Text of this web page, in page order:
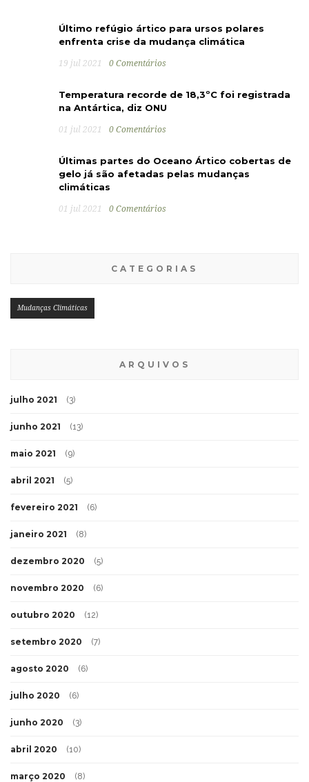
Último refúgio ártico para ursos polares
enfrenta crise da mudança climática
19 jul 2021 0 Comentários
Temperatura recorde de 18,3ºC foi registrada
na Antártica, diz ONU
01 jul 2021 0 Comentários
Últimas partes do Oceano Ártico cobertas de
gelo já são afetadas pelas mudanças
climáticas
01 jul 2021 0 Comentários
CATEGORIAS
Mudanças Climáticas
ARQUIVOS
julho 2021 (3)
junho 2021 (13)
maio 2021 (9)
abril 2021 (5)
fevereiro 2021 (6)
janeiro 2021 (8)
dezembro 2020 (5)
novembro 2020 (6)
outubro 2020 (12)
setembro 2020 (7)
agosto 2020 (6)
julho 2020 (6)
junho 2020 (3)
abril 2020 (10)
março 2020 (8)